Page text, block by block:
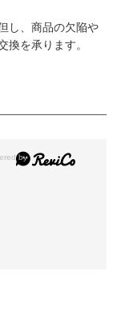
し、商品の欠陥や
換を承ります。